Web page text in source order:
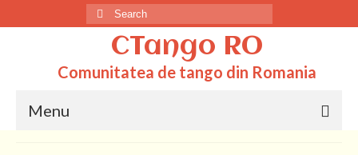
Search
for:
CTango RO
Comunitatea de tango din Romania
Menu